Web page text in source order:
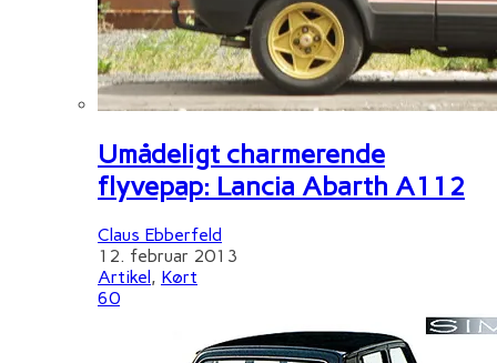
Umådeligt charmerende
flyvepap: Lancia Abarth A112
Claus Ebberfeld
12. februar 2013
Artikel, Kørt
60